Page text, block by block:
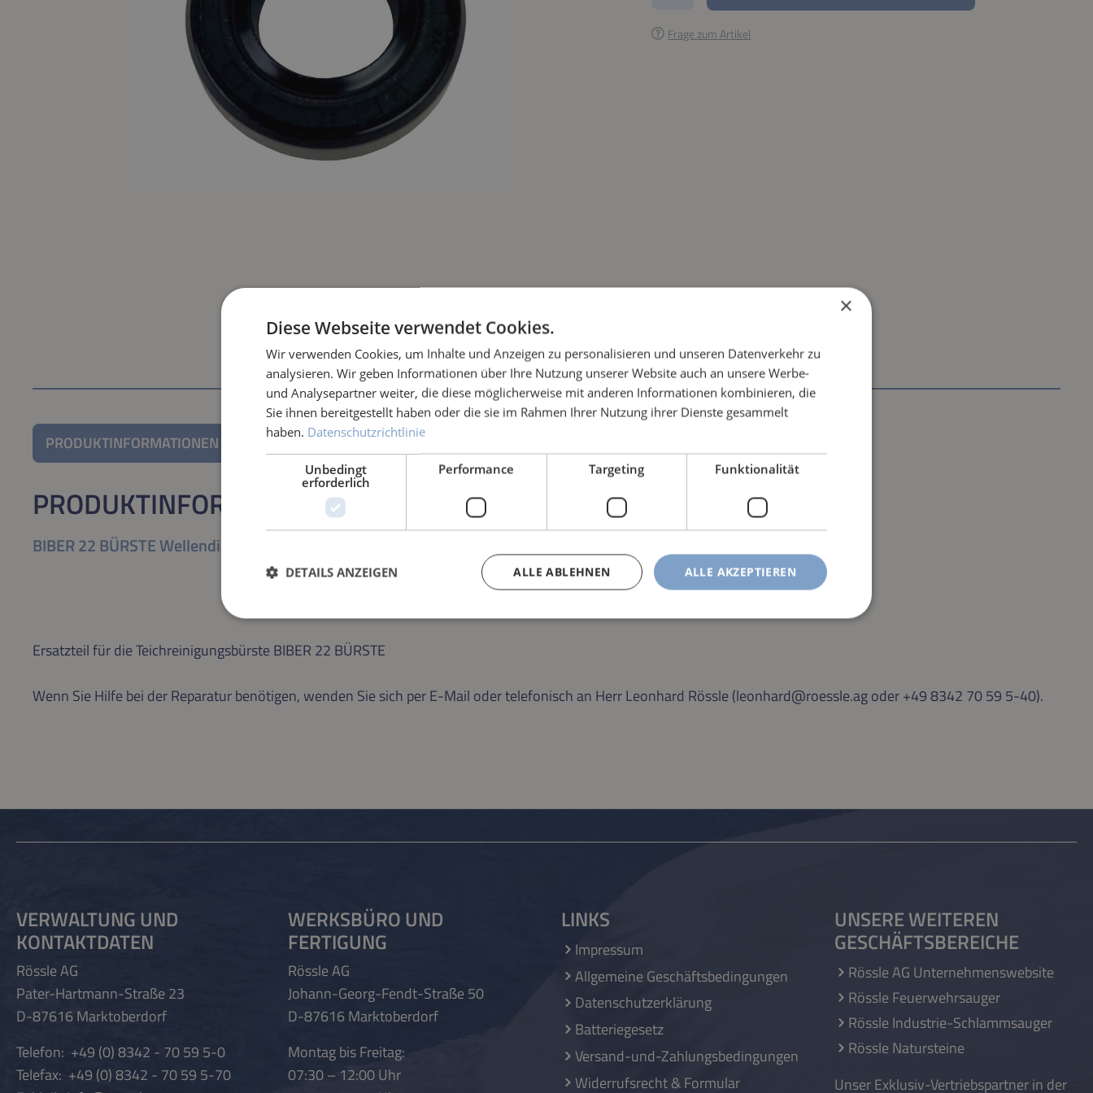
Frage zum Artikel
PRODUKTINFORMATIONEN
PRODUKTINFORMATIONEN
BIBER 22 BÜRSTE Wellendichtring
Ersatzteil für die Teichreinigungsbürste BIBER 22 BÜRSTE
Wenn Sie Hilfe bei der Reparatur benötigen, wenden Sie sich per E-Mail oder telefonisch an Herr Leonhard Rössle (leonhard@roessle.ag oder +49 8342 70 59 5-40).
VERWALTUNG UND
KONTAKTDATEN
Rössle AG
Pater-Hartmann-Straße 23
D-87616 Marktoberdorf
Telefon: +49 (0) 8342 - 70 59 5-0
Telefax: +49 (0) 8342 - 70 59 5-70
WERKSBÜRO UND
FERTIGUNG
Rössle AG
Johann-Georg-Fendt-Straße 50
D-87616 Marktoberdorf
Montag bis Freitag:
07:30 – 12:00 Uhr
LINKS
Impressum
Allgemeine Geschäftsbedingungen
Datenschutzerklärung
Batteriegesetz
Versand-und-Zahlungsbedingungen
Widerrufsrecht & Formular
UNSERE WEITEREN
GESCHÄFTSBEREICHE
Rössle AG Unternehmenswebsite
Rössle Feuerwehrsauger
Rössle Industrie-Schlammsauger
Rössle Natursteine
Unser Exklusiv-Vertriebspartner in der
×
Diese Webseite verwendet Cookies.
Wir verwenden Cookies, um Inhalte und Anzeigen zu personalisieren und unseren Datenverkehr zu
analysieren. Wir geben Informationen über Ihre Nutzung unserer Website auch an unsere Werbe-
und Analysepartner weiter, die diese möglicherweise mit anderen Informationen kombinieren, die
Sie ihnen bereitgestellt haben oder die sie im Rahmen Ihrer Nutzung ihrer Dienste gesammelt
haben. Datenschutzrichtlinie
Unbedingt
erforderlich
Performance Targeting Funktionalität
ALLE AKZEPTIEREN
ALLE ABLEHNEN
DETAILS ANZEIGEN